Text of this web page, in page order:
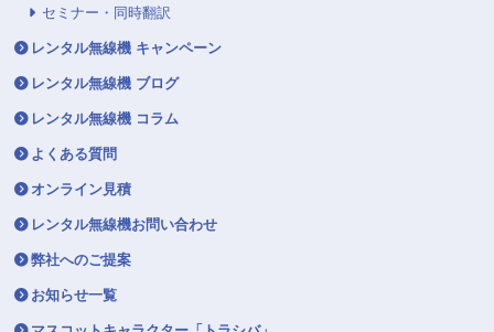
セミナー・同時翻訳
レンタル無線機 キャンペーン
レンタル無線機 ブログ
レンタル無線機 コラム
よくある質問
オンライン見積
レンタル無線機お問い合わせ
弊社へのご提案
お知らせ一覧